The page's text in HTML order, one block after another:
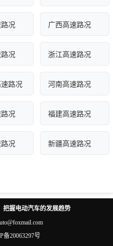
况 广西高速路况
况 浙江高速路况
路况 河南高速路况
况 福建高速路况
况 新疆高速路况
握电动汽车的发展趋势
备20063297号